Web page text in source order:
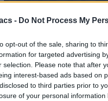
- Do Not Process My
opt-out of the sale, sharing to
for targeted advertising
selection. Please note that after
interest-based ads based on
to third parties prior to
of your personal